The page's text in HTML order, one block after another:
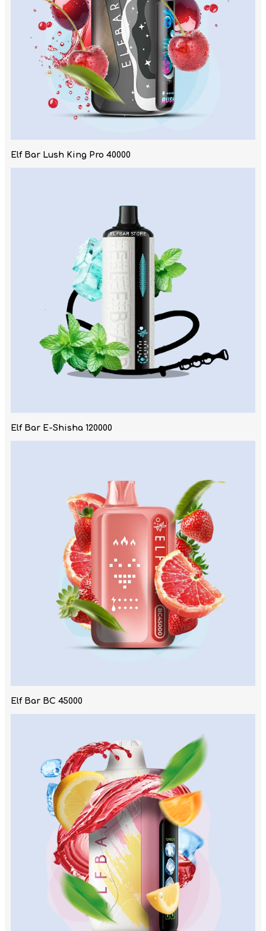
Elf Bar Lush King Pro 40000
Elf Bar E-Shisha 120000
Elf Bar BC 45000